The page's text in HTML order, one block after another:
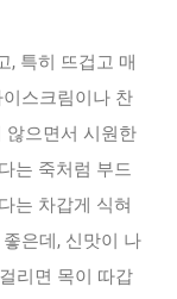
, 특히 뜨겁고 매
스크림이나 찬
않으면서 시원한
는 죽처럼 부드
는 차갑게 식혀
은데, 신맛이 나
리면 목이 따갑